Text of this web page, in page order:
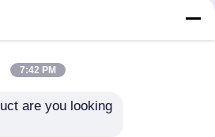
еды
напитка
ПЭТ эмбрионная
7:42 PM
are you looking